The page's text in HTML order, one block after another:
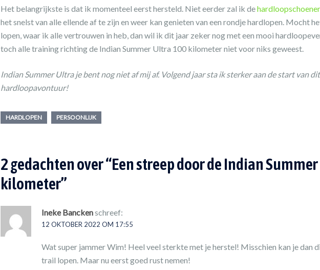
Het belangrijkste is dat ik momenteel eerst hersteld. Niet eerder zal ik de
het snelst van alle ellende af te zijn en weer kan genieten van een rondje hardlopen. Mocht
lopen, waar ik alle vertrouwen in heb, dan wil ik dit jaar zeker nog met een mooi
toch alle training richting de Indian Summer Ultra 100 kilometer niet voor niks geweest.
Indian Summer Ultra je bent nog niet af mij af. Volgend jaar sta ik sterker aan de start van
hardloopavontuur!
HARDLOPEN PERSOONLIJK
2 gedachten over “Een streep door de Indian
kilometer”
Ineke Banckenschreef:
12 OKTOBER 2022 OM 17:55
Wat super jammer Wim! Heel veel sterkte met je herstel! Misschien kan je dan
trail lopen. Maar nu eerst goed rust nemen!